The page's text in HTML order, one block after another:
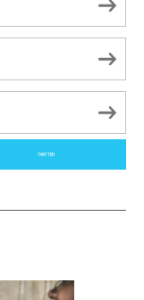
TWITTER